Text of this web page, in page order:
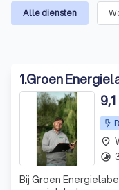
Alle diensten
1.Groen
9,1
Bij Groen
place
timelapse